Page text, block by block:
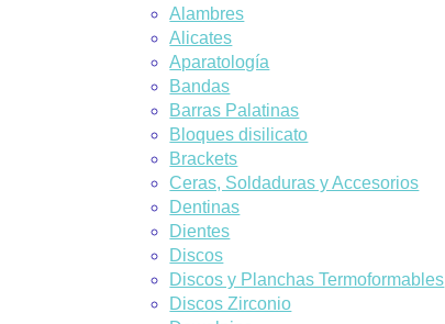
Alambres
Alicates
Aparatología
Bandas
Barras Palatinas
Bloques disilicato
Brackets
Ceras, Soldaduras y Accesorios
Dentinas
Dientes
Discos
Discos y Planchas Termoformables
Discos Zirconio